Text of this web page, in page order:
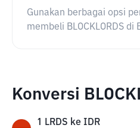
Gunakan berbagai opsi
membeli BLOCKLORDS di
Konversi
1 LRDS ke IDR